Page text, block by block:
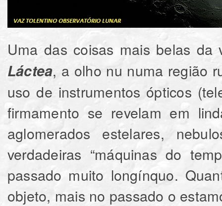
Uma das coisas mais belas
Láctea, a olho nu numa região
uso de instrumentos ópticos
firmamento se revelam em
aglomerados estelares,
verdadeiras “máquinas do
passado muito longínquo.
objeto, mais no passado o